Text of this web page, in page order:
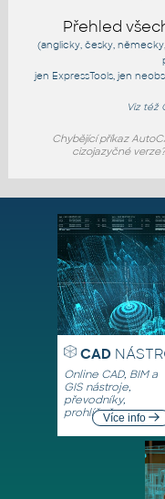
Přehled
(anglicky, česky,
jen ExpressTools , jen
Viz též
Chybějící příkaz
cizojazyčné
CAD
Online CAD, BIM a
GIS nástroje,
převodníky,
prohlížečeVíce info